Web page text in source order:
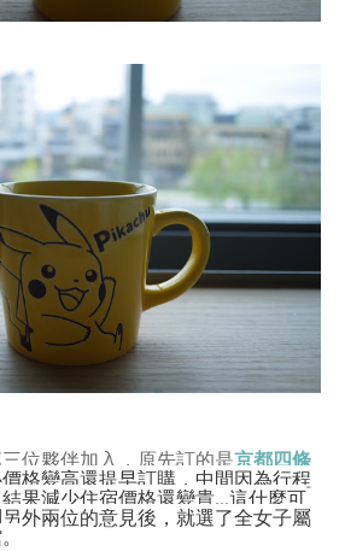
位夥伴加入，原先訂的是京都四條
價格變高還提早訂購，中間因為行程
果減少住宿價格還變貴...這什麼可
外兩位的意見後，就選了全女子屬